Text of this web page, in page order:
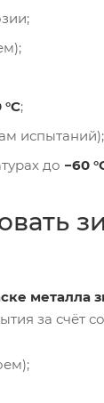
;
испытаний);
до −60
металла
за счёт